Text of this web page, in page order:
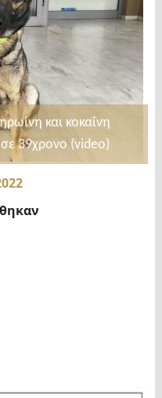
και κοκαΐνη
39χρονο (video)